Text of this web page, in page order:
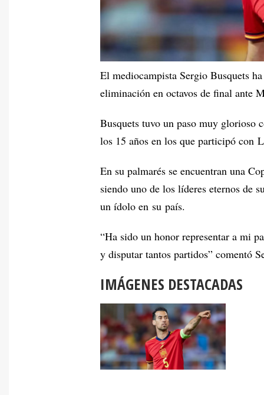
El mediocampista Sergio Busquets
eliminación en octavos de final ante
Busquets tuvo un paso muy glorioso
los 15 años en los que participó con
En su palmarés se encuentran una
siendo uno de los líderes eternos de
un ídolo en su país.
“Ha sido un honor representar a mi
y disputar tantos partidos” comentó
IMÁGENES DESTACADAS